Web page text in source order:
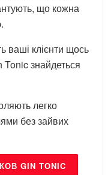
що кожна
ваші клієнти щось
знайдеться
легко
без зайвих
GIN TONIC